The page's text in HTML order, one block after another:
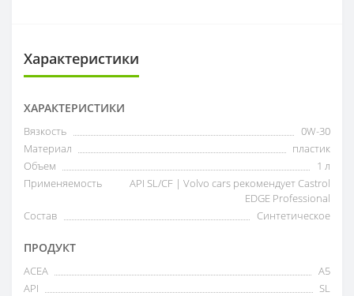
Характеристики
ХАРАКТЕРИСТИКИ
Вязкость
0W-30
Материал
пластик
Объем
1 л
Применяемость
API SL/CF | Volvo cars рекомендует Castrol
EDGE Professional
Состав
Синтетическое
ПРОДУКТ
ACEA
A5
API
SL